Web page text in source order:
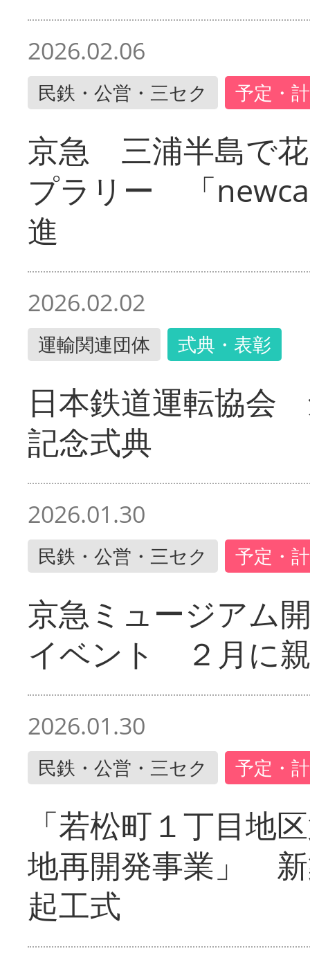
2026.02.06
民鉄・公営・三セク 予定・
京急 三浦半島で
プラリー 「
進
2026.02.02
運輸関連団体 式典・表彰
日本鉄道運転協会
記念式典
2026.01.30
民鉄・公営・三セク 予定・
京急ミュージアム
イベント ２月に
2026.01.30
民鉄・公営・三セク 予定・
「若松町１丁目地
地再開発事業」
起工式